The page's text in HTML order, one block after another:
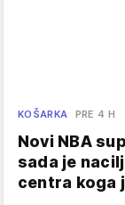
KOŠARKA PRE 4 H
Novi NBA
sada je
centra koga